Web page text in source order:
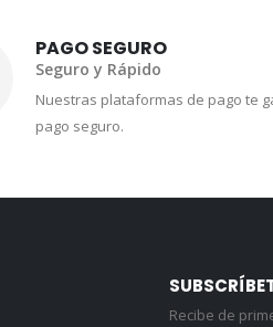
PAGO SEGURO
Seguro y Rápido
Nuestras plataformas de pago te
pago seguro.
Recibe de